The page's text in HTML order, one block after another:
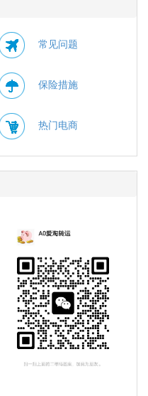
常见问题
保险措施
热门电商